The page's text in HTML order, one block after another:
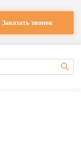
Заказать звонок